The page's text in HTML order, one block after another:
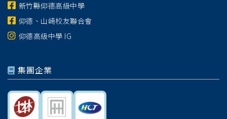
新竹縣仰德高級中學
仰德、山崎校友聯合會
仰德高級中學 IG
集團企業